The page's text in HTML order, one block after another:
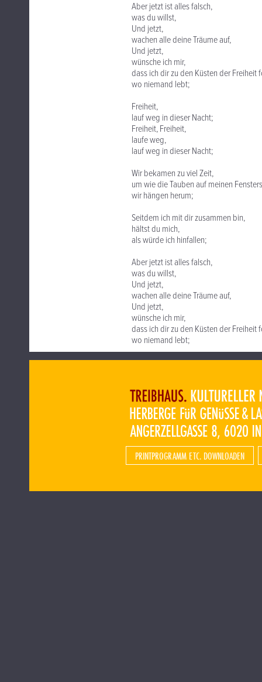
Aber jetzt ist alles falsch,
was du willst,
Und jetzt,
wachen alle deine Träume auf,
Und jetzt,
wünsche ich mir,
dass ich dir zu den Küsten der Freiheit
wo niemand lebt;
Freiheit,
lauf weg in dieser Nacht;
Freiheit, Freiheit,
laufe weg,
lauf weg in dieser Nacht;
Wir bekamen zu viel Zeit,
um wie die Tauben auf meinen
wir hängen herum;
Seitdem ich mit dir zusammen bin,
hältst du mich,
als würde ich hinfallen;
Aber jetzt ist alles falsch,
was du willst,
Und jetzt,
wachen alle deine Träume auf,
Und jetzt,
wünsche ich mir,
dass ich dir zu den Küsten der Freiheit
wo niemand lebt;
PRINTPROGRAMM ETC. DOWNLOADEN